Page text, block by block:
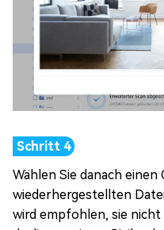
Wählen Sie danach einen
wiederhergestellten
wird empfohlen, sie